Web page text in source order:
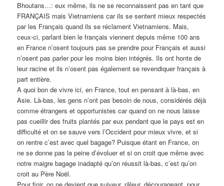
Bhoutans…: eux même, ils ne se reconnaissent pas en tant que
FRANÇAIS mais Vietnamiens car ils se sentent mieux respectés
par les Français quand ils se réclament Vietnamiens. Mais,
ceux-ci, parlant bien le français viennent depuis même 100 ans
en France n’osent toujours pas se prendre pour Français et aussi
n’osent pas parler pour les moins bien intégrés. Ils ont honte de
leur racine et ils n’osent pas également se revendiquer français à
part entière.
A quoi bon de vivre ici, en France, tout en pensant à là-bas, en
Asie. Là-bas, les gens n’ont pas besoin de nous, considérés déjà
comme étrangers et opportunistes car quand on ne nous laisse
pas cueillir des fruits plantés par eux pendant que le pays est en
difficulté et on se sauve vers l’Occident pour mieux vivre, et si
on rentre c’est avec quel bagage? Puisque étant en France, on
ne se donne pas la peine d’évoluer et si on croit que même avec
notre maigre bagage inadapté qu’on réussit là-bas, c’est qu’on
croit au Père Noël.